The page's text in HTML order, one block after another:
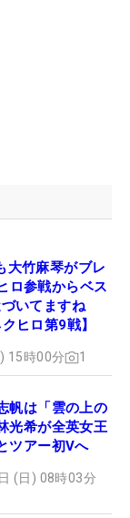
去最多の18
キング、前回
ク、ファン投
大竹麻琴がブレ
ロ参戦からベス
いてますね
ヒロ第9戦】
15時00分 1
帆は「雲の上の
希が全英女王
ツアー初Vへ
(日) 08時03分